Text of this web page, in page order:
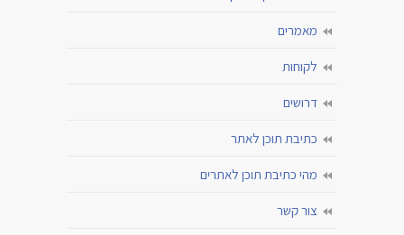
מאמרים
לקוחות
דרושים
כתיבת תוכן לאתר
מהי כתיבת תוכן לאתרים
צור קשר